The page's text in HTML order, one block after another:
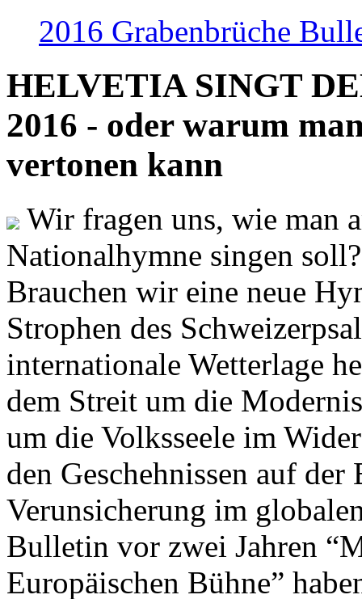
2016 Grabenbrüche
HELVETIA SINGT
2016 - oder warum
vertonen kann
Wir fragen uns, wie man
Nationalhymne singen
Brauchen wir eine neue
Strophen des
internationale Wetterlage
dem Streit um die
um die Volksseele im
den Geschehnissen auf
Verunsicherung im
Bulletin vor zwei Jahren
Europäischen Bühne”